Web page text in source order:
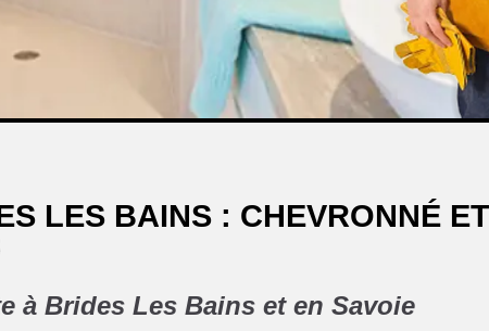
LES BAINS : CHEVRONNÉ ET
à Brides Les Bains et en Savoie